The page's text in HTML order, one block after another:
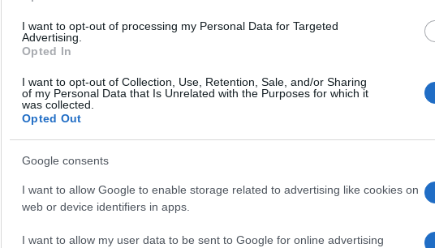
I want to opt-out of processing my Personal Data for Targeted
Advertising.
Opted In
I want to opt-out of Collection, Use, Retention, Sale, and/or Sharing
of my Personal Data that Is Unrelated with the Purposes for which it
was collected.
Opted Out
Google consents
I want to allow Google to enable storage related to advertising like cookies on
web or device identifiers in apps.
I want to allow my user data to be sent to Google for online advertising
50
2000 /
Υποβολή σχολίου